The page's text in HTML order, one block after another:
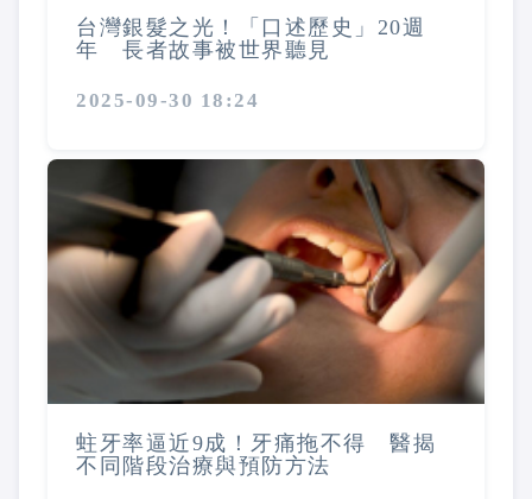
台灣銀髮之光！「口述歷史」20週
年 長者故事被世界聽見
2025-09-30 18:24
蛀牙率逼近9成！牙痛拖不得 醫揭
不同階段治療與預防方法